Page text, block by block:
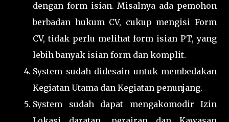
dengan form isian. Misalnya ada pemohon
berbadan hukum CV, cukup mengisi Form
CV, tidak perlu melihat form isian PT, yang
lebih banyak isian form dan komplit.
System sudah didesain untuk membedakan
Kegiatan Utama dan Kegiatan penunjang.
System sudah dapat mengakomodir Izin